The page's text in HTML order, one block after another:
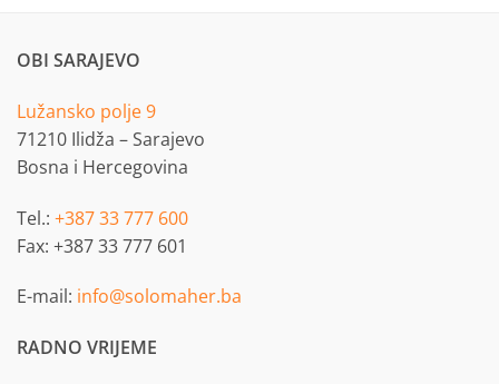
OBI SARAJEVO
Lužansko polje 9
71210 Ilidža – Sarajevo
Bosna i Hercegovina
Tel.: +387 33 777 600
Fax: +387 33 777 601
E-mail: info@solomaher.ba
RADNO VRIJEME